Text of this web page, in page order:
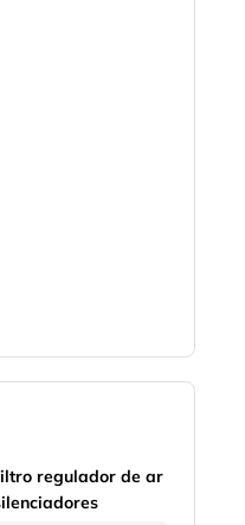
regulador de ar